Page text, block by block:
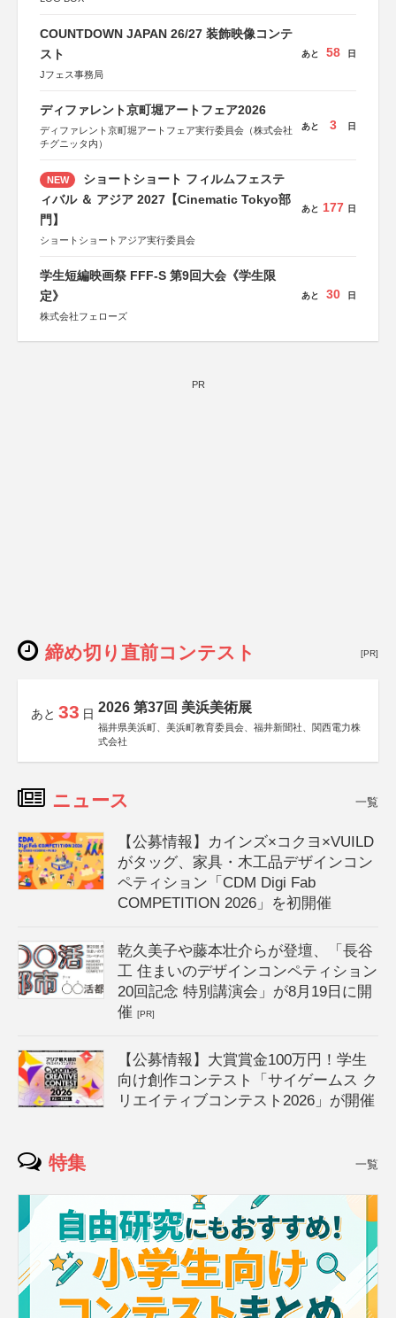
COUNTDOWN JAPAN 26/27 装飾映像コンテ
スト
Jフェス事務局
あと 58 日
ディファレント京町堀アートフェア2026
ディファレント京町堀アートフェア実行委員会（株式会社
チグニッタ内）
あと 3 日
NEW
ショートショート フィルムフェステ
ィバル ＆ アジア 2027【Cinematic Tokyo部
門】
ショートショートアジア実行委員会
あと 177 日
学生短編映画祭 FFF-S 第9回大会《学生限
定》
株式会社フェローズ
あと 30 日
PR
締め切り直前コンテスト [PR]
あと 33 日 2026 第37回 美浜美術展
福井県美浜町、美浜町教育委員会、福井新聞社、関西電力株
式会社
ニュース 一覧
【公募情報】カインズ×コクヨ×VUILD
がタッグ、家具・木工品デザインコン
ペティション「CDM Digi Fab
COMPETITION 2026」を初開催
乾久美子や藤本壮介らが登壇、「長谷
工 住まいのデザインコンペティション
20回記念 特別講演会」が8月19日に開
催[PR]
【公募情報】大賞賞金100万円！学生
向け創作コンテスト「サイゲームス ク
リエイティブコンテスト2026」が開催
特集 一覧